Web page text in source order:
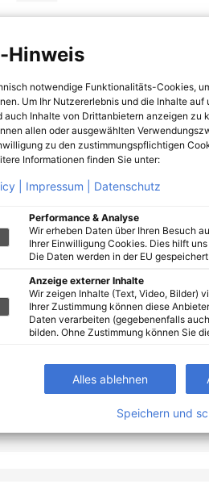
Hinweis
notwendige Funktionalitäts-Cookies,
Um Ihr Nutzererlebnis und die Inhalte
auch Inhalte von Drittanbietern anzeigen zu
allen oder ausgewählten
zu den zustimmungspflichtigen
Informationen finden Sie unter:
| Impressum | Datenschutz
Performance & Analyse
Wir erheben Daten über Ihren Besuch
Ihrer Einwilligung Cookies. Dies hilft
Die Daten werden in der EU
Anzeige externer Inhalte
Wir zeigen Inhalte (Text, Video, Bilder)
Ihrer Zustimmung können diese
Daten verarbeiten (gegebenenfalls
bilden. Ohne Zustimmung können Sie
Alles ablehnen
Speichern und